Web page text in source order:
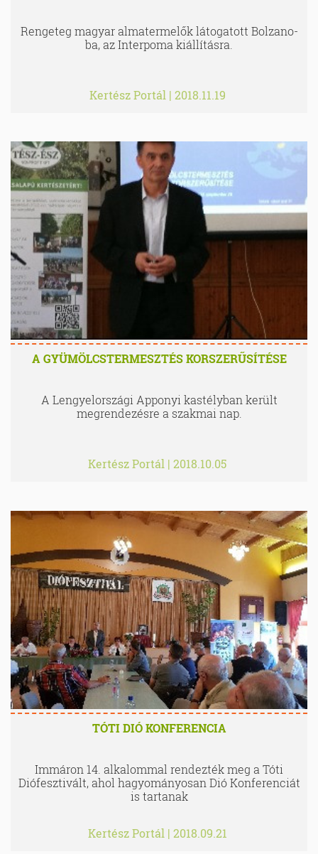
Rengeteg magyar almatermelők látogatott Bolzano-
ba, az Interpoma kiállításra.
Kertész Portál | 2018.11.19
A GYÜMÖLCSTERMESZTÉS KORSZERŰSÍTÉSE
A Lengyelországi Apponyi kastélyban került
megrendezésre a szakmai nap.
Kertész Portál | 2018.10.05
TÓTI DIÓ KONFERENCIA
Immáron 14. alkalommal rendezték meg a Tóti
Diófesztivált, ahol hagyományosan Dió Konferenciát
is tartanak
Kertész Portál | 2018.09.21